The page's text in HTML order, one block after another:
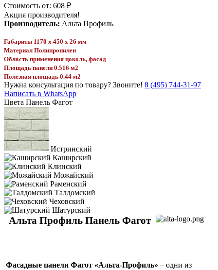
Стоимость от: 608 ₽
Акция производителя!
Производитель: Альта Профиль
Габариты 1170 x 450 x 26 мм
Материал Полипропилен
Область применения цоколь, фасад
Площадь панели 0.516 м2
Полезная площадь 0.44 м2
Нужна консультация по товару? Звоните! 8 (495) 744-31-97
Написать в WhatsApp
Цвета Панель Фагот
Истринский
Каширский
Клинский
Можайский
Раменский
Талдомский
Чеховский
Шатурский
Альта Профиль Панель Фагот
Фасадные панели Фагот «Альта-Профиль» – одни из